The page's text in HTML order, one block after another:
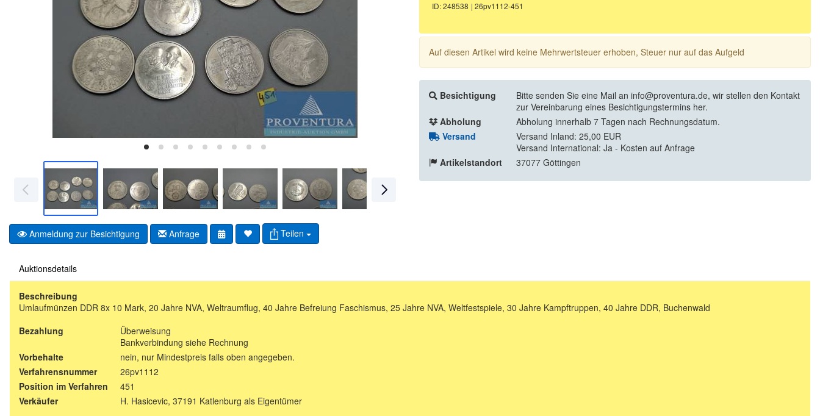
Anmeldung zur Besichtigung Anfrage Teilen
ID: 248538 | 26pv1112-451
Auf diesen Artikel wird keine Mehrwertsteuer erhoben, Steuer nur auf das Aufgeld
Besichtigung
Bitte senden Sie eine Mail an info@proventura.de, wir stellen den Kontakt
zur Vereinbarung eines Besichtigungstermins her.
Abholung
Abholung innerhalb 7 Tagen nach Rechnungsdatum.
Versand
Versand Inland: 25,00 EUR
Versand International: Ja - Kosten auf Anfrage
Artikelstandort
37077 Göttingen
Auktionsdetails
Beschreibung
Umlaufmünzen DDR 8x 10 Mark, 20 Jahre NVA, Weltraumflug, 40 Jahre Befreiung Faschismus, 25 Jahre NVA, Weltfestspiele, 30 Jahre Kampftruppen, 40 Jahre DDR, Buchenwald
Bezahlung
Überweisung
Bankverbindung siehe Rechnung
Vorbehalte
nein, nur Mindestpreis falls oben angegeben.
Verfahrensnummer
26pv1112
Position im Verfahren
451
Verkäufer
H. Hasicevic, 37191 Katlenburg als Eigentümer